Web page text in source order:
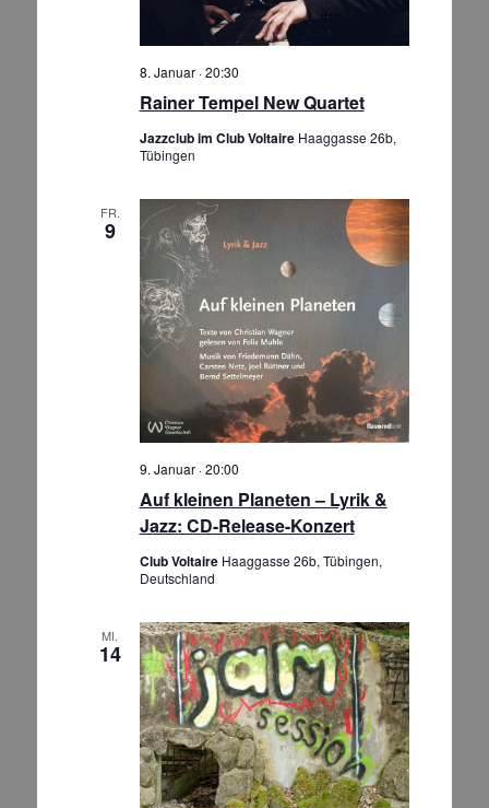
Rainer Tempel New Quartet
8. Januar · 20:30
Jazzclub im Club Voltaire Haaggasse 26b,
Tübingen
FR.
9
Auf kleinen Planeten – Lyrik &
Jazz: CD-Release-Konzert
9. Januar · 20:00
Club Voltaire Haaggasse 26b, Tübingen,
Deutschland
MI.
14